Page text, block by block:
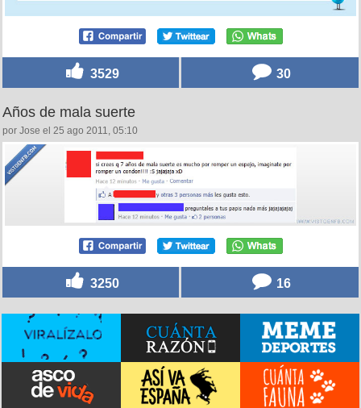
3529 30
Años de mala suerte
por Jose el 25 ago 2011, 05:10
3250 16